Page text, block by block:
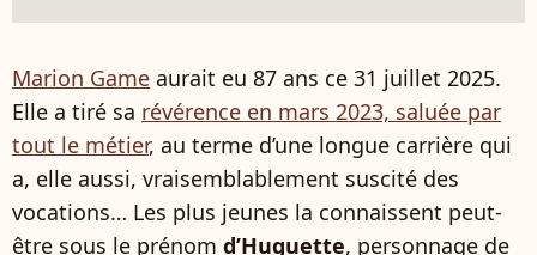
Marion Game aurait eu 87 ans ce 31 juillet 2025.
Elle a tiré sa révérence en mars 2023, saluée par
tout le métier, au terme d’une longue carrière qui
a, elle aussi, vraisemblablement suscité des
vocations… Les plus jeunes la connaissent peut-
être sous le prénom d’Huguette, personnage de